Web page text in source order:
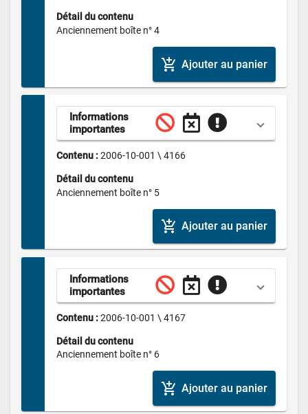
Détail du contenu
Anciennement boîte n° 4
add_shopping_cart Ajouter au panier
Informations
importantes
Contenu : 2006-10-001 \ 4166
Détail du contenu
Anciennement boîte n° 5
add_shopping_cart Ajouter au panier
Informations
importantes
Contenu : 2006-10-001 \ 4167
Détail du contenu
Anciennement boîte n° 6
add_shopping_cart Ajouter au panier